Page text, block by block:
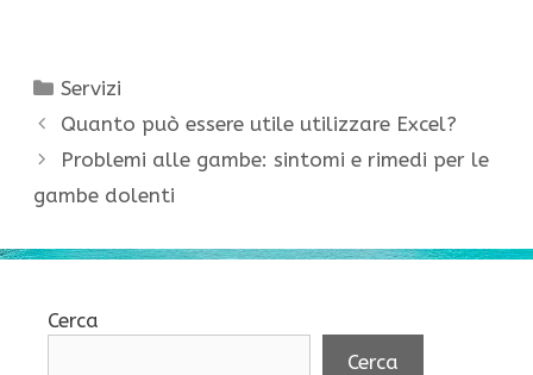
Categorie
Servizi
Quanto può essere utile utilizzare Excel?
Problemi alle gambe: sintomi e rimedi per le
gambe dolenti
Cerca
Cerca